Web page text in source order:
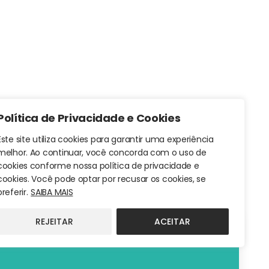
de Privacidade e Cookies
site utiliza cookies para garantir uma experiência
Ao continuar, você concorda com o uso de
conforme nossa política de privacidade e
Você pode optar por recusar os cookies, se
SAIBA MAIS
REJEITAR ACEITAR